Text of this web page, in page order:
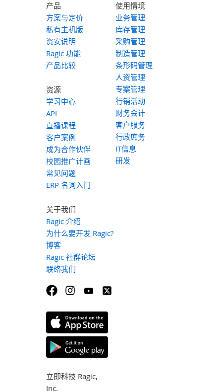
产品
方案与定价
私有主机版
资安说明
Ragic 功能
产品比较
资源
学习中心
API
直播课程
客户案例
成为合作伙伴
校园推广计画
常见问题
ERP 名词入门
使用情境
业务管理
库存管理
采购管理
制造管理
条形码管理
人资管理
专案管理
行销活动
财务会计
客户服务
行政庶务
IT信息
研发
关于我们
Ragic 介绍
为什么要开发 Ragic?
博客
Ragic 社群论坛
联络我们
立即科技 Ragic,
Inc.